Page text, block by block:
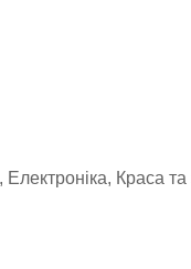
Електроніка Краса та